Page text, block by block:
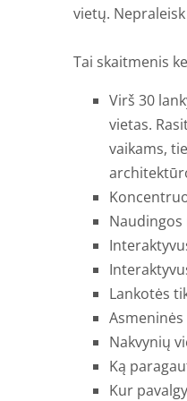
vietų.
Tai skaitmenis
Virš 30
vietas.
vaikams,
Lankotės
Nakvynių
Ką
Kur